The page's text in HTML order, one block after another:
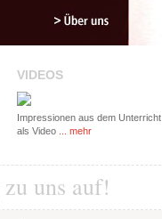
VIDEOS
Impressionen aus dem Unterricht
als Video
... mehr
zu uns auf!